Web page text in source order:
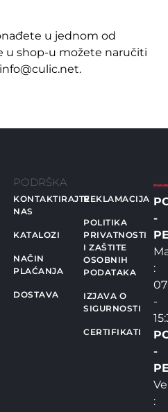
u jednom od
u shop-u možete naručiti
PODRŠKA
KONTAKTIRAJTE
NAS
KATALOZI
NAČIN
PLAĆANJA
DOSTAVA
REKLAMACIJA
POLITIKA
PRIVATNOSTI
I ZAŠTITE
OSOBNIH
PODATAKA
IZJAVA O
SIGURNOSTI
CERTIFIKATI
-
:
-
-
: